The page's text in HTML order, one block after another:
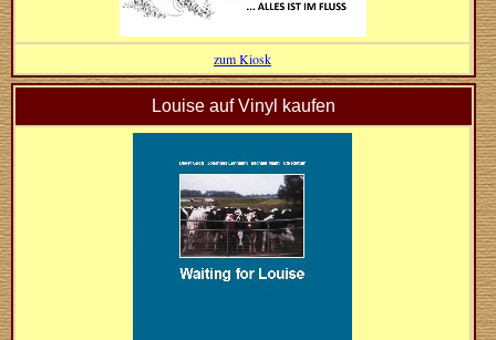
zum Kiosk
Louise auf Vinyl kaufen